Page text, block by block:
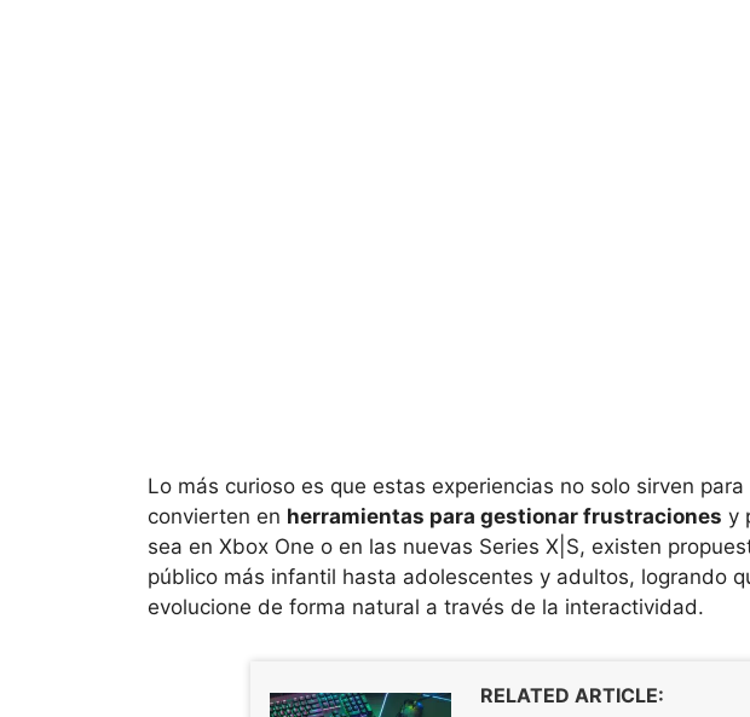
Lo más curioso es que estas experiencias no solo sirven
convierten en herramientas para gestionar frustraciones y
sea en Xbox One o en las nuevas Series X|S, existen
público más infantil hasta adolescentes y adultos, logrando
evolucione de forma natural a través de la interactividad.
RELATED ARTICLE: